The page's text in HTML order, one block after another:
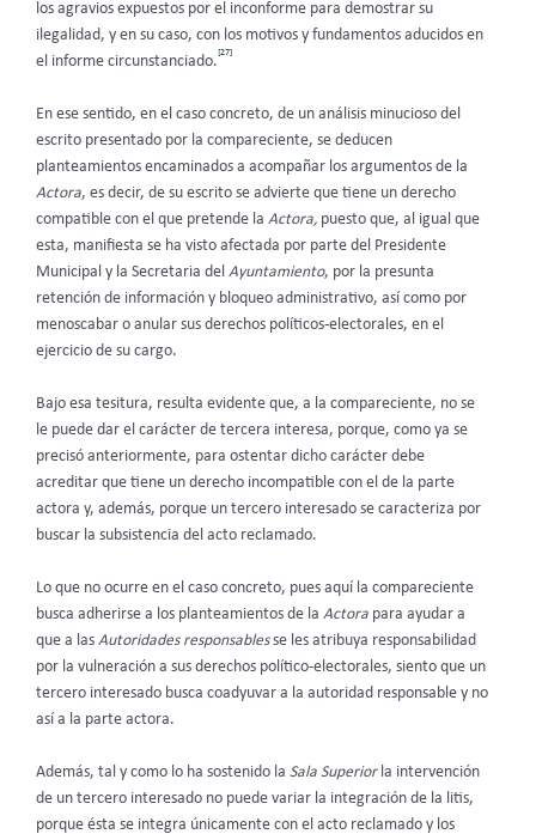
los agravios expuestos por el inconforme para demostrar su
ilegalidad, y en su caso, con los motivos y fundamentos aducidos en
el informe circunstanciado.
[27]
En ese sentido, en el caso concreto, de un análisis minucioso del
escrito presentado por la compareciente, se deducen
planteamientos encaminados a acompañar los argumentos de la
Actora, es decir, de su escrito se advierte que tiene un derecho
compatible con el que pretende la Actora, puesto que, al igual que
esta, manifiesta se ha visto afectada por parte del Presidente
Municipal y la Secretaria del Ayuntamiento, por la presunta
retención de información y bloqueo administrativo, así como por
menoscabar o anular sus derechos políticos-electorales, en el
ejercicio de su cargo.
Bajo esa tesitura, resulta evidente que, a la compareciente, no se
le puede dar el carácter de tercera interesa, porque, como ya se
precisó anteriormente, para ostentar dicho carácter debe
acreditar que tiene un derecho incompatible con el de la parte
actora y, además, porque un tercero interesado se caracteriza por
buscar la subsistencia del acto reclamado.
Lo que no ocurre en el caso concreto, pues aquí la compareciente
busca adherirse a los planteamientos de la Actora para ayudar a
que a las Autoridades responsablesse les atribuya responsabilidad
por la vulneración a sus derechos político-electorales, siento que un
tercero interesado busca coadyuvar a la autoridad responsable y no
así a la parte actora.
Además, tal y como lo ha sostenido la Sala Superior la intervención
de un tercero interesado no puede variar la integración de la litis,
porque ésta se integra únicamente con el acto reclamado y los